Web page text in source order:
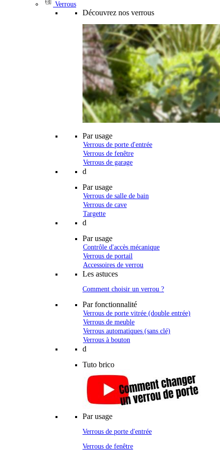
Verrous
Découvrez nos verrous
Par usage
Verrous de porte d'entrée
Verrous de fenêtre
Verrous de garage
d
Par usage
Verrous de salle de bain
Verrous de cave
Targette
d
Par usage
Contrôle d'accès mécanique
Verrous de portail
Accessoires de verrou
Les astuces
Comment choisir un verrou ?
Par fonctionnalité
Verrous de porte vitrée (double entrée)
Verrous de meuble
Verrous automatiques (sans clé)
Verrous à bouton
d
Tuto brico
Par usage
Verrous de porte d'entrée
Verrous de fenêtre